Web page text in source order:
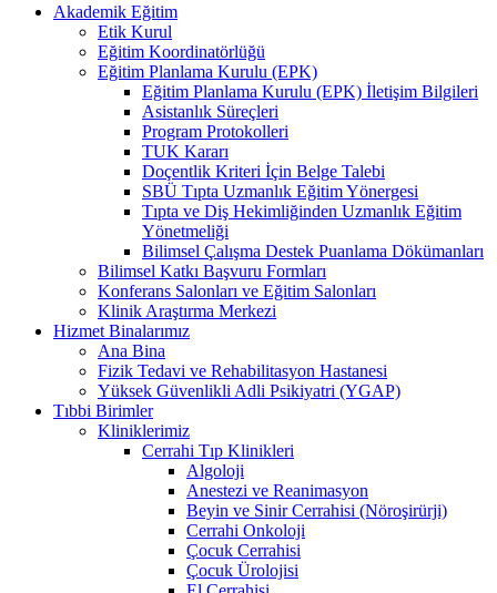
Akademik Eğitim
Etik Kurul
Eğitim Koordinatörlüğü
Eğitim Planlama Kurulu (EPK)
Eğitim Planlama Kurulu (EPK) İletişim Bilgileri
Asistanlık Süreçleri
Program Protokolleri
TUK Kararı
Doçentlik Kriteri İçin Belge Talebi
SBÜ Tıpta Uzmanlık Eğitim Yönergesi
Tıpta ve Diş Hekimliğinden Uzmanlık Eğitim
Yönetmeliği
Bilimsel Çalışma Destek Puanlama Dökümanları
Bilimsel Katkı Başvuru Formları
Konferans Salonları ve Eğitim Salonları
Klinik Araştırma Merkezi
Hizmet Binalarımız
Ana Bina
Fizik Tedavi ve Rehabilitasyon Hastanesi
Yüksek Güvenlikli Adli Psikiyatri (YGAP)
Tıbbi Birimler
Kliniklerimiz
Cerrahi Tıp Klinikleri
Algoloji
Anestezi ve Reanimasyon
Beyin ve Sinir Cerrahisi (Nöroşirürji)
Cerrahi Onkoloji
Çocuk Cerrahisi
Çocuk Ürolojisi